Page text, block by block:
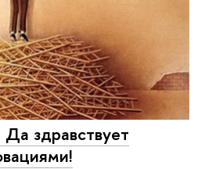
здравствует